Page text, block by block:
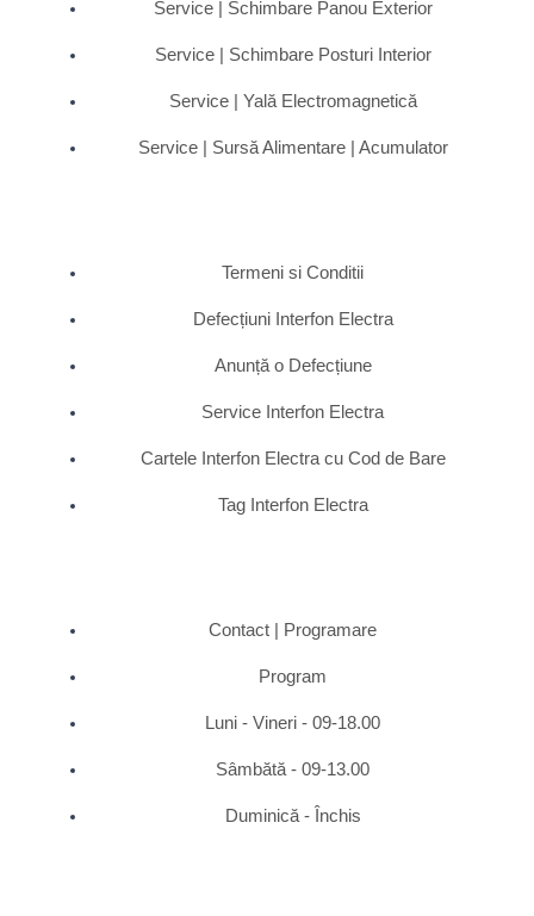
Service | Schimbare Panou Exterior
Service | Schimbare Posturi Interior
Service | Yală Electromagnetică
Service | Sursă Alimentare | Acumulator
Termeni si Conditii
Defecțiuni Interfon Electra
Anunță o Defecțiune
Service Interfon Electra
Cartele Interfon Electra cu Cod de Bare
Tag Interfon Electra
Contact | Programare
Program
Luni - Vineri - 09-18.00
Sâmbătă - 09-13.00
Duminică - Închis